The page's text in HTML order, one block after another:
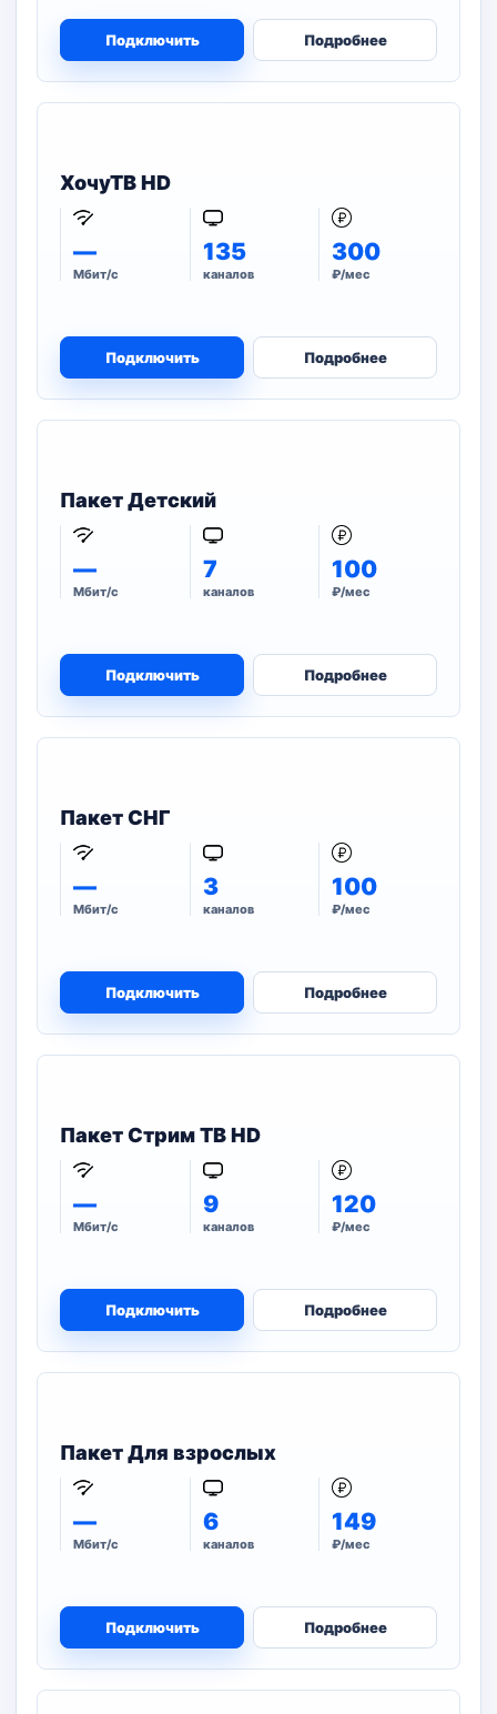
Подключить Подробнее
ХочуТВ HD
—
Мбит/с
135
каналов
300
₽/мес
Подключить Подробнее
Пакет Детский
—
Мбит/с
7
каналов
100
₽/мес
Подключить Подробнее
Пакет СНГ
—
Мбит/с
3
каналов
100
₽/мес
Подключить Подробнее
Пакет Стрим ТВ HD
—
Мбит/с
9
каналов
120
₽/мес
Подключить Подробнее
Пакет Для взрослых
—
Мбит/с
6
каналов
149
₽/мес
Подключить Подробнее